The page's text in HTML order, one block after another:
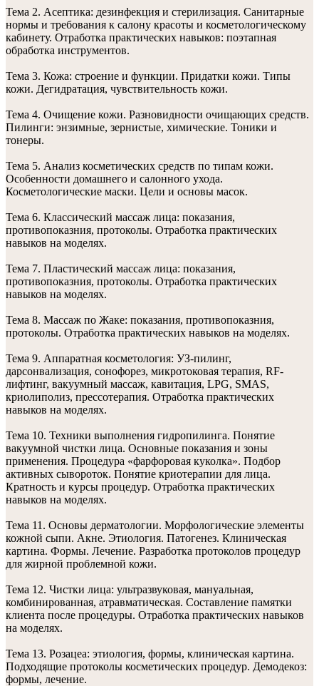
Тема 2. Асептика: дезинфекция и стерилизация. Санитарные
нормы и требования к салону красоты и косметологическому
кабинету. Отработка практических навыков: поэтапная
обработка инструментов.
Тема 3. Кожа: строение и функции. Придатки кожи. Типы
кожи. Дегидратация, чувствительность кожи.
Тема 4. Очищение кожи. Разновидности очищающих средств.
Пилинги: энзимные, зернистые, химические. Тоники и
тонеры.
Тема 5. Анализ косметических средств по типам кожи.
Особенности домашнего и салонного ухода.
Косметологические маски. Цели и основы масок.
Тема 6. Классический массаж лица: показания,
противопоказния, протоколы. Отработка практических
навыков на моделях.
Тема 7. Пластический массаж лица: показания,
противопоказния, протоколы. Отработка практических
навыков на моделях.
Тема 8. Массаж по Жаке: показания, противопоказния,
протоколы. Отработка практических навыков на моделях.
Тема 9. Аппаратная косметология: УЗ-пилинг,
дарсонвализация, сонофорез, микротоковая терапия, RF-
лифтинг, вакуумный массаж, кавитация, LPG, SMAS,
криолиполиз, прессотерапия. Отработка практических
навыков на моделях.
Тема 10. Техники выполнения гидропилинга. Понятие
вакуумной чистки лица. Основные показания и зоны
применения. Процедура «фарфоровая куколка». Подбор
активных сывороток. Понятие криотерапии для лица.
Кратность и курсы процедур. Отработка практических
навыков на моделях.
Тема 11. Основы дерматологии. Морфологические элементы
кожной сыпи. Акне. Этиология. Патогенез. Клиническая
картина. Формы. Лечение. Разработка протоколов процедур
для жирной проблемной кожи.
Тема 12. Чистки лица: ультразвуковая, мануальная,
комбинированная, атравматическая. Составление памятки
клиента после процедуры. Отработка практических навыков
на моделях.
Тема 13. Розацеа: этиология, формы, клиническая картина.
Подходящие протоколы косметических процедур. Демодекоз:
формы, лечение.